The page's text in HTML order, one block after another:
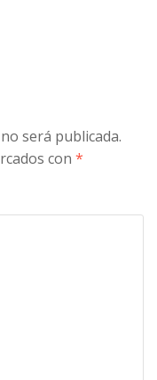
será publicada.
con*